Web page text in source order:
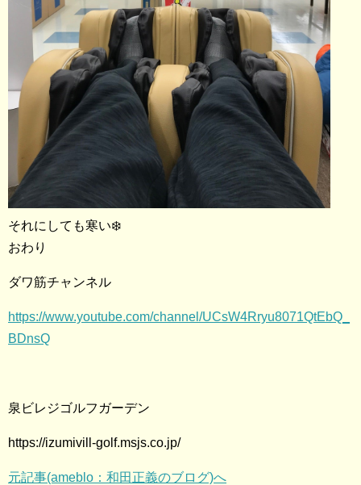
それにしても寒い❄️
おわり
ダワ筋チャンネル
https://www.youtube.com/channel/UCsW4Rryu8071QtEbQ_
BDnsQ
泉ビレジゴルフガーデン
https://izumivill-golf.msjs.co.jp/
元記事(ameblo：和田正義のブログ)へ